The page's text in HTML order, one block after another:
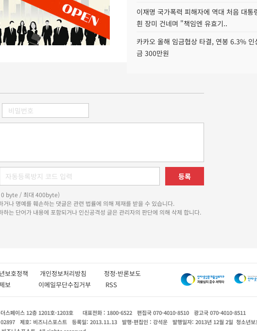
이재명 국가폭력 피해자에 역대 처음 대통
흰 장미 건네며 "책임엔 유효기..
카카오 올해 임금협상 타결, 연봉 6.3% 인
금 300만원
등록
0 byte / 최대 400byte)
나 명예를 훼손하는 댓글은 관련 법률에 의해 제재를 받을 수 있습니다.
는 단어가 내용에 포함되거나 인신공격성 글은 관리자의 판단에 의해 삭제 합니다.
보호정책 개인정보처리방침 정정·반론보도
제보 이메일무단수집거부 RSS
스페이스 12층 1201호-1203호 대표전화 : 1800-6522 편집국 070-4010-8510
광고국 070-4010-8511
제호: 비즈니스포스트 등록일: 2013.11.13 발행·편집인 : 강석운 발행일자: 2013년 12월 2일 청소년